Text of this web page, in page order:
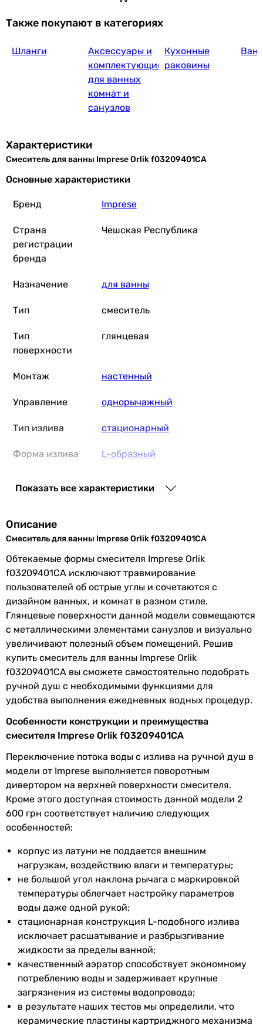
Также покупают в категориях
Шланги
Аксессуары и
комплектующие
для ванных
комнат и
санузлов
Кухонные
раковины
Характеристики
Смеситель для ванны Imprese Orlik f03209401CA
Основные характеристики
Бренд Imprese
Страна
регистрации
бренда
Чешская Республика
Назначение для ванны
Тип смеситель
Тип
поверхности
глянцевая
Монтаж настенный
Управление однорычажный
Тип излива стационарный
Форма излива L-образный
ванна/душ
Оснащение
Особенности
смесителя
картриджный смеситель
Подключение к водопроводу
Размер
картриджа
смесителя
35 мм
Материал
Производство Чешская Республика
Диаметр
подключения
1/2 ″
Коллекции Orlik
Комплектация
изделия
гарантийный талон, смеситель,
эксцентрики
Физические характеристики
Цвет хром
Длина излива 160 мм
Ширина 214 мм
Глубина 160 мм
Высота 119 мм
Гарантия
Гарантия 60 мес.
Показать все характеристики
Описание
Смеситель для ванны Imprese Orlik f03209401CA
Обтекаемые формы смесителя Imprese Orlik
f03209401CA исключают травмирование
пользователей об острые углы и сочетаются с
дизайном ванных, и комнат в разном стиле.
Глянцевые поверхности данной модели совмещаются
с металлическими элементами санузлов и визуально
увеличивают полезный объем помещений. Решив
купить смеситель для ванны Imprese Orlik
f03209401CA вы сможете самостоятельно подобрать
ручной душ с необходимыми функциями для
удобства выполнения ежедневных водных процедур.
Особенности конструкции и преимущества
смесителя Imprese Orlik f03209401CA
Переключение потока воды с излива на ручной душ в
модели от Imprese выполняется поворотным
дивертором на верхней поверхности смесителя.
Кроме этого доступная стоимость данной модели 2
600 грн соответствует наличию следующих
особенностей:
корпус из латуни не поддается внешним
нагрузкам, воздействию влаги и температуры;
не большой угол наклона рычага с маркировкой
температуры облегчает настройку параметров
воды даже одной рукой;
стационарная конструкция L-подобного излива
исключает расшатывание и разбрызгивание
жидкости за пределы ванной;
качественный аэратор способствует экономному
потреблению воды и задерживает крупные
загрязнения из системы водопровода;
в результате наших тестов мы определили, что
керамические пластины картриджного механизма